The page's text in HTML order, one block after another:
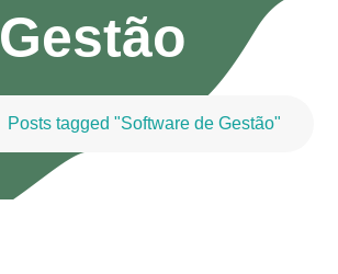
Gestão
Posts tagged "Software de Gestão"